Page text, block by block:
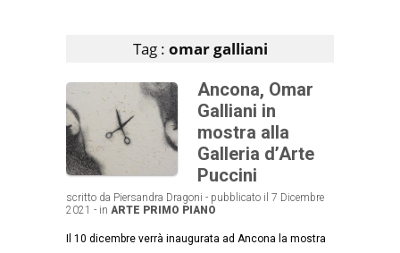
Tag : omar galliani
Ancona, Omar
Galliani in
mostra alla
Galleria d’Arte
Puccini
scritto da Piersandra Dragoni - pubblicato il 7 Dicembre
2021 - in ARTE PRIMO PIANO
Il 10 dicembre verrà inaugurata ad Ancona la mostra